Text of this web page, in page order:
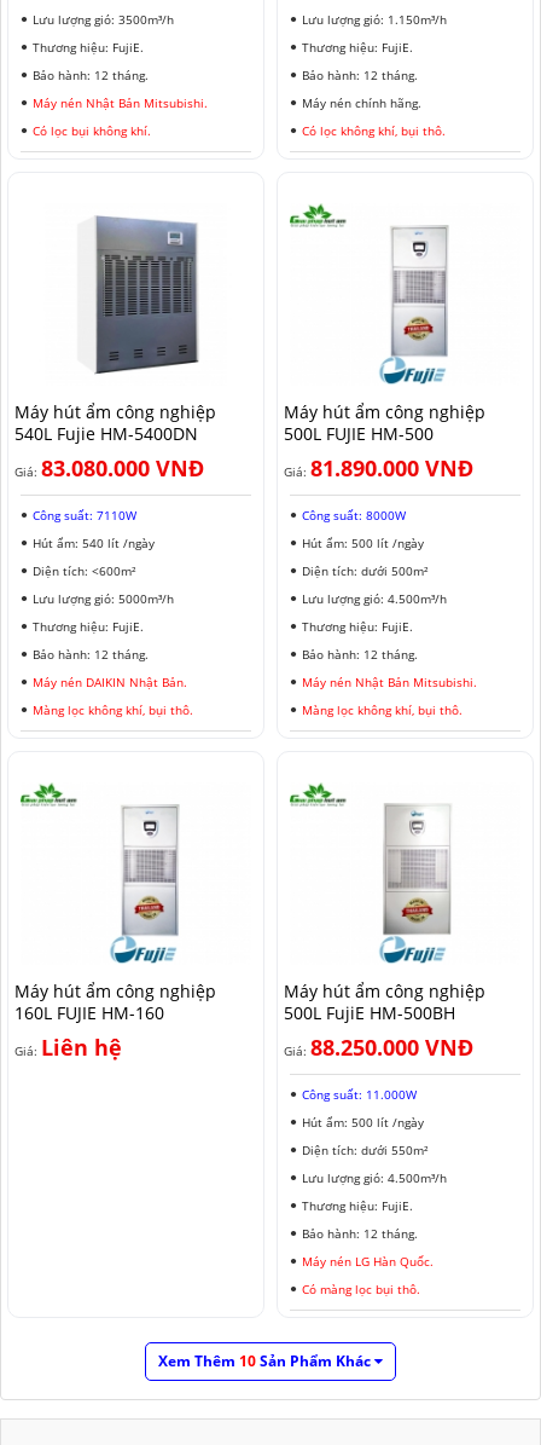
Lưu lượng gió: 3500m³/h
Thương hiệu: FujiE.
Bảo hành: 12 tháng.
Máy nén Nhật Bản Mitsubishi.
Có lọc bụi không khí.
Lưu lượng gió: 1.150m³/h
Thương hiệu: FujiE.
Bảo hành: 12 tháng.
Máy nén chính hãng.
Có lọc không khí, bụi thô.
Máy hút ẩm công nghiệp
540L Fujie HM-5400DN
Giá: 83.080.000 VNĐ
Công suất: 7110W
Hút ẩm: 540 lít /ngày
Diện tích: <600m²
Lưu lượng gió: 5000m³/h
Thương hiệu: FujiE.
Bảo hành: 12 tháng.
Máy nén DAIKIN Nhật Bản.
Màng lọc không khí, bụi thô.
Máy hút ẩm công nghiệp
500L FUJIE HM-500
Giá: 81.890.000 VNĐ
Công suất: 8000W
Hút ẩm: 500 lít /ngày
Diện tích: dưới 500m²
Lưu lượng gió: 4.500m³/h
Thương hiệu: FujiE.
Bảo hành: 12 tháng.
Máy nén Nhật Bản Mitsubishi.
Màng lọc không khí, bụi thô.
Máy hút ẩm công nghiệp
160L FUJIE HM-160
Giá: Liên hệ
Máy hút ẩm công nghiệp
500L FujiE HM-500BH
Giá: 88.250.000 VNĐ
Công suất: 11.000W
Hút ẩm: 500 lít /ngày
Diện tích: dưới 550m²
Lưu lượng gió: 4.500m³/h
Thương hiệu: FujiE.
Bảo hành: 12 tháng.
Máy nén LG Hàn Quốc.
Có màng lọc bụi thô.
Xem Thêm 10Sản Phẩm Khác